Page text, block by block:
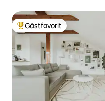
Populär gästfavorit
Gästfavorit